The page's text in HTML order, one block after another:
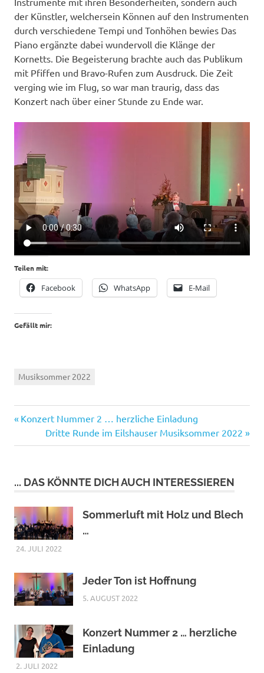
der Künstler, welchersein Können auf den Instrumenten
durch verschiedene Tempi und Tonhöhen bewies Das
Piano ergänzte dabei wundervoll die Klänge der
Kornetts. Die Begeisterung brachte auch das Publikum
mit Pfiffen und Bravo-Rufen zum Ausdruck. Die Zeit
verging wie im Flug, so war man traurig, dass das
Konzert nach über einer Stunde zu Ende war.
Teilen mit:
Facebook WhatsApp E-Mail
Gefällt mir:
Musiksommer 2022
Beitragsnavigation
Vorheriger
Beitrag:
Konzert Nummer 2 … herzliche Einladung
Nächster
Beitrag:
Dritte Runde im Eilshauser Musiksommer 2022
... DAS KÖNNTE DICH AUCH INTERESSIEREN
Sommerluft mit Holz und Blech
…
24. JULI 2022
Jeder Ton ist Hoffnung
5. AUGUST 2022
Konzert Nummer 2 … herzliche
Einladung
2. JULI 2022